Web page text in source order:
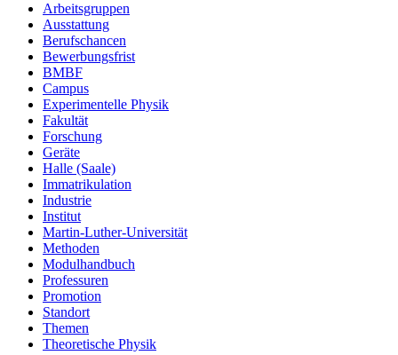
Arbeitsgruppen
Ausstattung
Berufschancen
Bewerbungsfrist
BMBF
Campus
Experimentelle Physik
Fakultät
Forschung
Geräte
Halle (Saale)
Immatrikulation
Industrie
Institut
Martin-Luther-Universität
Methoden
Modulhandbuch
Professuren
Promotion
Standort
Themen
Theoretische Physik